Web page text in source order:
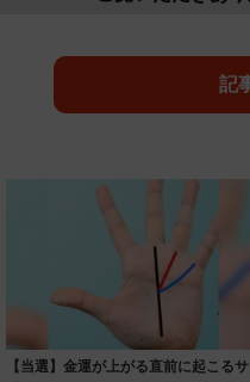
記
【当選】金運が上がる直前に起こるサ